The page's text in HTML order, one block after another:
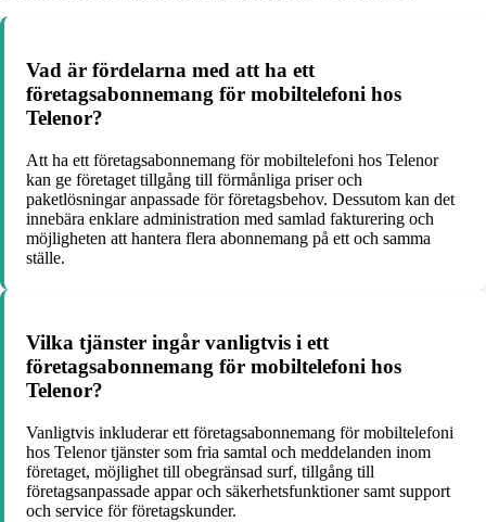
Vad är fördelarna med att ha ett
företagsabonnemang för mobiltelefoni hos
Telenor?
Att ha ett företagsabonnemang för mobiltelefoni hos Telenor
kan ge företaget tillgång till förmånliga priser och
paketlösningar anpassade för företagsbehov. Dessutom kan det
innebära enklare administration med samlad fakturering och
möjligheten att hantera flera abonnemang på ett och samma
ställe.
Vilka tjänster ingår vanligtvis i ett
företagsabonnemang för mobiltelefoni hos
Telenor?
Vanligtvis inkluderar ett företagsabonnemang för mobiltelefoni
hos Telenor tjänster som fria samtal och meddelanden inom
företaget, möjlighet till obegränsad surf, tillgång till
företagsanpassade appar och säkerhetsfunktioner samt support
och service för företagskunder.